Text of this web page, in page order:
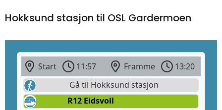
Hokksund stasjon til OSL Gardermoen
Start 11:57 Framme
13:20
Gå til Hokksund stasjon
R12 Eidsvoll